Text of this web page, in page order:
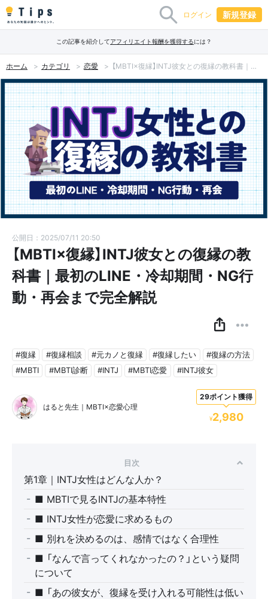
ログイン 新規登録
この記事を紹介してアフィリエイト報酬を獲得するには？
ホーム カテゴリ 恋愛 【MBTI×復縁】INTJ彼女との復縁の教科書｜最初のLINE・冷却期間・NG行動・再会まで完全解説
公開日：2025/07/11 20:50
【MBTI×復縁】INTJ彼女との復縁の教
科書｜最初のLINE・冷却期間・NG行
動・再会まで完全解説
#復縁 #復縁相談 #元カノと復縁 #復縁したい
#復縁の方法
#MBTI
#MBTI診断 #INTJ #MBTI恋愛 #INTJ彼女
29ポイント獲得
¥2,980
はると先生｜MBTI×恋愛心理
目次
第1章｜INTJ女性はどんな人か？
■ MBTIで見るINTJの基本特性
■ INTJ女性が恋愛に求めるもの
■ 別れを決めるのは、感情ではなく合理性
■ 「なんで言ってくれなかったの？」という疑問
について
■ 「あの彼女が、復縁を受け入れる可能性は低い